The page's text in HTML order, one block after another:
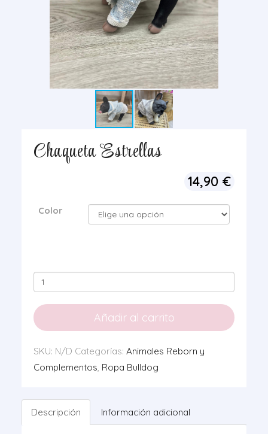
Chaqueta Estrellas
14,90 €
Color
Chaqueta
Estrellas
cantidad
Añadir al carrito
SKU: N/D Categorías: Animales Reborn y
Complementos, Ropa Bulldog
Descripción Información adicional